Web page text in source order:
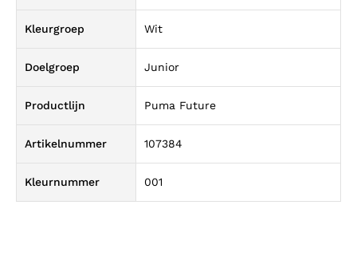
Kleurgroep Wit
Doelgroep Junior
Productlijn Puma Future
Artikelnummer 107384
Kleurnummer 001